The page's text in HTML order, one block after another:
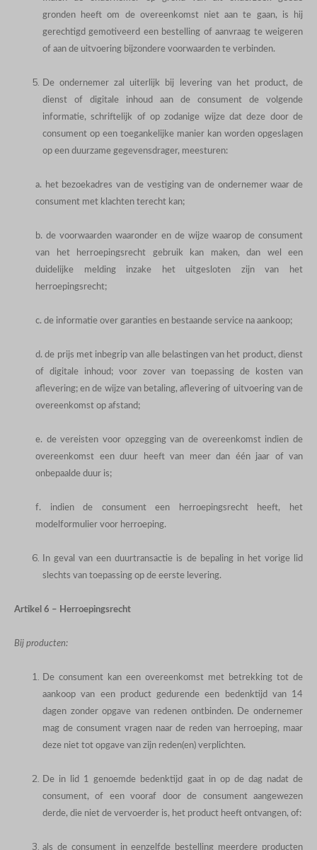
gronden heeft om de overeenkomst niet aan te gaan, is hij
gerechtigd gemotiveerd een bestelling of aanvraag te weigeren
of aan de uitvoering bijzondere voorwaarden te verbinden.
De ondernemer zal uiterlijk bij levering van het product, de
dienst of digitale inhoud aan de consument de volgende
informatie, schriftelijk of op zodanige wijze dat deze door de
consument op een toegankelijke manier kan worden opgeslagen
op een duurzame gegevensdrager, meesturen:
a. het bezoekadres van de vestiging van de ondernemer waar de
consument met klachten terecht kan;
b. de voorwaarden waaronder en de wijze waarop de consument
van het herroepingsrecht gebruik kan maken, dan wel een
duidelijke melding inzake het uitgesloten zijn van het
herroepingsrecht;
c. de informatie over garanties en bestaande service na aankoop;
d. de prijs met inbegrip van alle belastingen van het product, dienst
of digitale inhoud; voor zover van toepassing de kosten van
aflevering; en de wijze van betaling, aflevering of uitvoering van de
overeenkomst op afstand;
e. de vereisten voor opzegging van de overeenkomst indien de
overeenkomst een duur heeft van meer dan één jaar of van
onbepaalde duur is;
f. indien de consument een herroepingsrecht heeft, het
modelformulier voor herroeping.
In geval van een duurtransactie is de bepaling in het vorige lid
slechts van toepassing op de eerste levering.
Artikel 6 – Herroepingsrecht
Bij producten:
De consument kan een overeenkomst met betrekking tot de
aankoop van een product gedurende een bedenktijd van 14
dagen zonder opgave van redenen ontbinden. De ondernemer
mag de consument vragen naar de reden van herroeping, maar
deze niet tot opgave van zijn reden(en) verplichten.
De in lid 1 genoemde bedenktijd gaat in op de dag nadat de
consument, of een vooraf door de consument aangewezen
derde, die niet de vervoerder is, het product heeft ontvangen, of:
als de consument in eenzelfde bestelling meerdere producten